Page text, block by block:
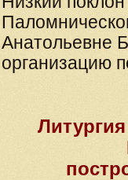
Анатольевне
организацию